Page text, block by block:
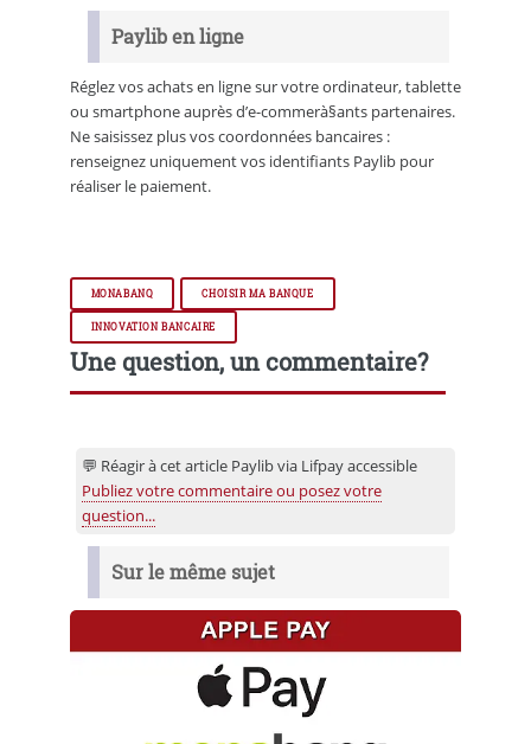
Paylib en ligne
Réglez vos achats en ligne sur votre ordinateur, tablette
ou smartphone auprès d’e-commerà§ants partenaires.
Ne saisissez plus vos coordonnées bancaires :
renseignez uniquement vos identifiants Paylib pour
réaliser le paiement.
MONABANQ CHOISIR MA BANQUE
INNOVATION BANCAIRE
Une question, un commentaire?
💬 Réagir à cet article Paylib via Lifpay accessible
Publiez votre commentaire ou posez votre
question...
Sur le même sujet